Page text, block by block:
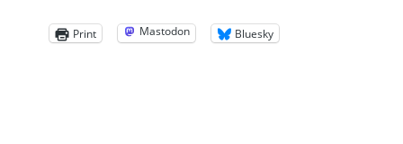
Print Mastodon Bluesky